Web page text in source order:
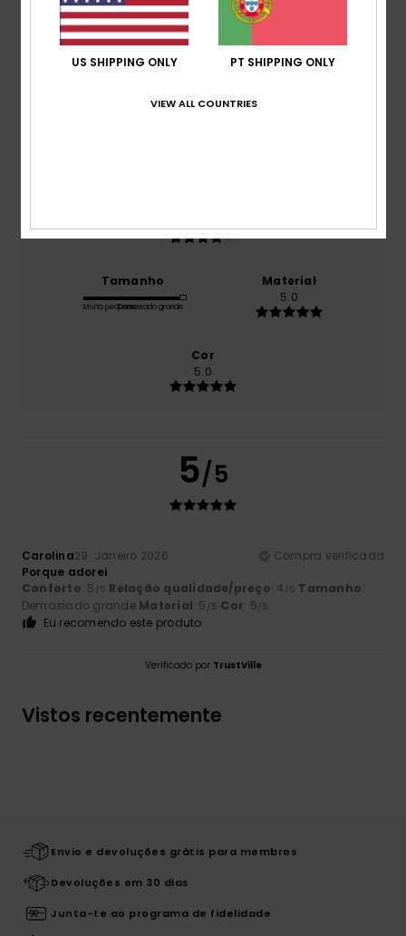
baseado em1 avaliações verificadas
100% dos nossos clientes recomendam este
Tamanho
Muito pequenoDemasiado grande
Material
5.0
Cor
5.0
5/5
Carolina29. Janeiro 2026
Compra verificada
Porque adorei
Conforto: 5 /5 Relação qualidade/preço: 4 /5 Tamanho:
Demasiado grande Material: 5 /5 Cor: 5/5
Eu recomendo este produto
Verificado por TrustVille
Vistos recentemente
Envio e devoluções grátis para membros
Devoluções em 30 dias
Junta-te ao programa de fidelidade
US SHIPPING ONLY PT SHIPPING ONLY
VIEW ALL COUNTRIES